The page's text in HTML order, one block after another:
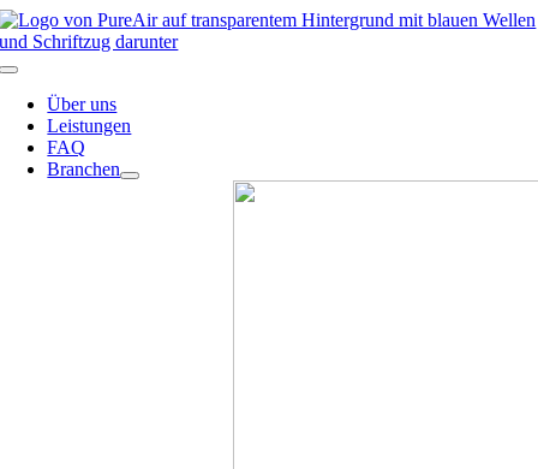
Skip
to
content
Toggle
NavigationÜber uns
Leistungen
FAQ
Branchen